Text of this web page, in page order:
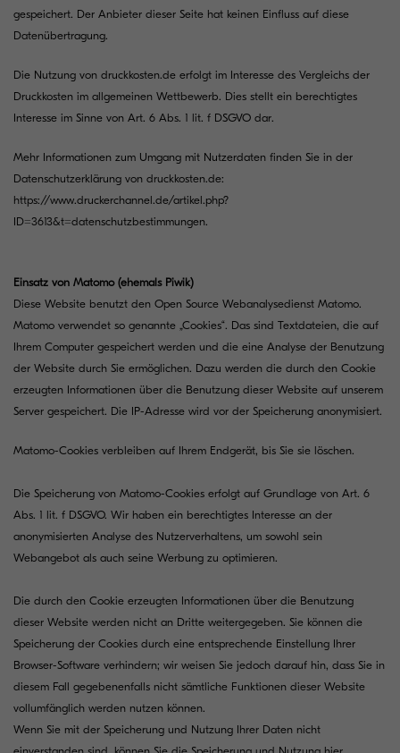
gespeichert. Der Anbieter dieser Seite hat keinen Einfluss auf diese
Datenübertragung.
Die Nutzung von druckkosten.de erfolgt im Interesse des Vergleichs der
Druckkosten im allgemeinen Wettbewerb. Dies stellt ein berechtigtes
Interesse im Sinne von Art. 6 Abs. 1 lit. f DSGVO dar.
Mehr Informationen zum Umgang mit Nutzerdaten finden Sie in der
Datenschutzerklärung von druckkosten.de:
https://www.druckerchannel.de/artikel.php?
ID=3613&t=datenschutzbestimmungen.
Einsatz von Matomo (ehemals Piwik)
Diese Website benutzt den Open Source Webanalysedienst Matomo.
Matomo verwendet so genannte „Cookies“. Das sind Textdateien, die auf
Ihrem Computer gespeichert werden und die eine Analyse der Benutzung
der Website durch Sie ermöglichen. Dazu werden die durch den Cookie
erzeugten Informationen über die Benutzung dieser Website auf unserem
Server gespeichert. Die IP-Adresse wird vor der Speicherung anonymisiert.
Matomo-Cookies verbleiben auf Ihrem Endgerät, bis Sie sie löschen.
Die Speicherung von Matomo-Cookies erfolgt auf Grundlage von Art. 6
Abs. 1 lit. f DSGVO. Wir haben ein berechtigtes Interesse an der
anonymisierten Analyse des Nutzerverhaltens, um sowohl sein
Webangebot als auch seine Werbung zu optimieren.
Die durch den Cookie erzeugten Informationen über die Benutzung
dieser Website werden nicht an Dritte weitergegeben. Sie können die
Speicherung der Cookies durch eine entsprechende Einstellung Ihrer
Browser-Software verhindern; wir weisen Sie jedoch darauf hin, dass Sie in
diesem Fall gegebenenfalls nicht sämtliche Funktionen dieser Website
vollumfänglich werden nutzen können.
Wenn Sie mit der Speicherung und Nutzung Ihrer Daten nicht